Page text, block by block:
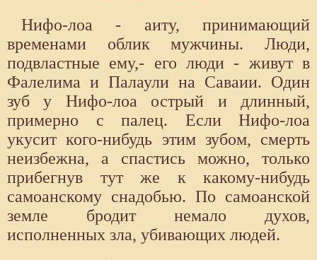
Нифо-лоа - аиту, принимающий
временами облик мужчины. Люди,
подвластные ему,- его люди - живут в
Фалелима и Палаули на Саваии. Один
зуб у Нифо-лоа острый и длинный,
примерно с палец. Если Нифо-лоа
укусит кого-нибудь этим зубом, смерть
неизбежна, а спастись можно, только
прибегнув тут же к какому-нибудь
самоанскому снадобью. По самоанской
земле бродит немало духов,
исполненных зла, убивающих людей.